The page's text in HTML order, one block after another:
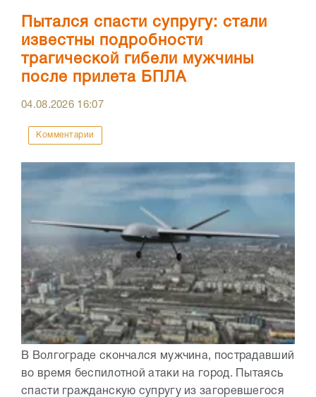
Пытался спасти супругу: стали
известны подробности
трагической гибели мужчины
после прилета БПЛА
04.08.2026 16:07
Комментарии
В Волгограде скончался мужчина, пострадавший
во время беспилотной атаки на город. Пытаясь
спасти гражданскую супругу из загоревшегося